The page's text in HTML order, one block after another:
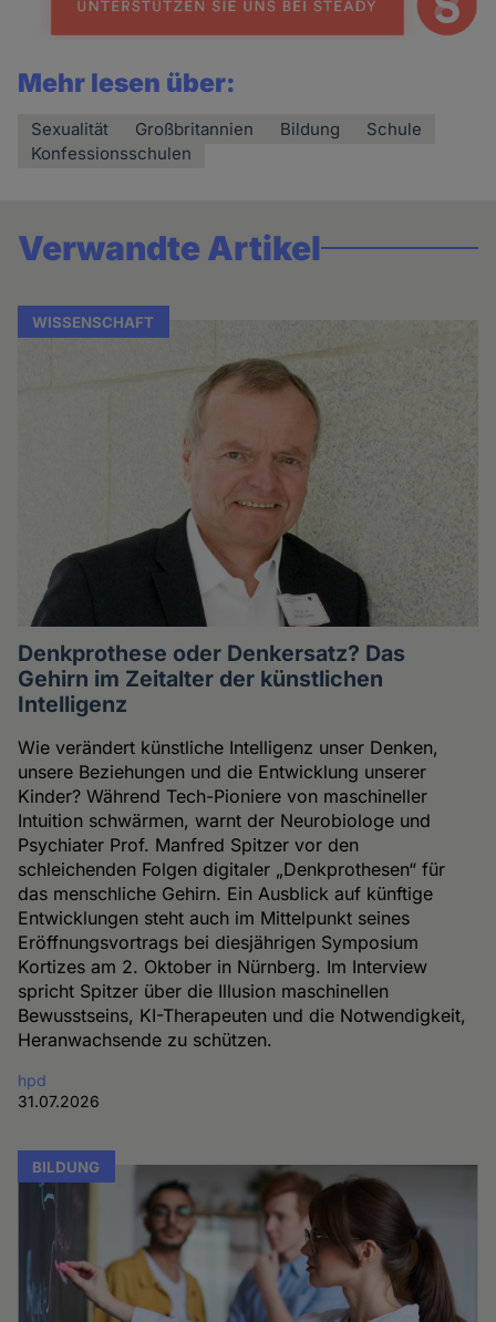
Mehr lesen über:
Sexualität Großbritannien Bildung
Schule
Konfessionsschulen
Verwandte Artikel
WISSENSCHAFT
Denkprothese oder Denkersatz? Das
Gehirn im Zeitalter der künstlichen
Intelligenz
Wie verändert künstliche Intelligenz unser Denken,
unsere Beziehungen und die Entwicklung unserer
Kinder? Während Tech-Pioniere von maschineller
Intuition schwärmen, warnt der Neurobiologe und
Psychiater Prof. Manfred Spitzer vor den
schleichenden Folgen digitaler „Denkprothesen“ für
das menschliche Gehirn. Ein Ausblick auf künftige
Entwicklungen steht auch im Mittelpunkt seines
Eröffnungsvortrags bei diesjährigen Symposium
Kortizes am 2. Oktober in Nürnberg. Im Interview
spricht Spitzer über die Illusion maschinellen
Bewusstseins, KI-Therapeuten und die Notwendigkeit,
Heranwachsende zu schützen.
hpd
31.07.2026
BILDUNG